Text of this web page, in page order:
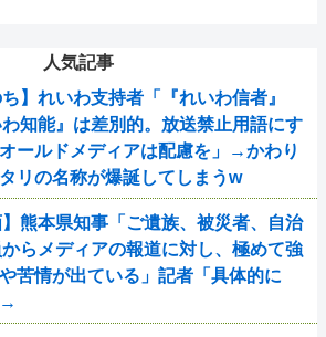
人気記事
ち】れいわ支持者「『れいわ信者』
わ知能』は差別的。放送禁止用語にす
ールドメディアは配慮を」→かわり
リの名称が爆誕してしまうw
】熊本県知事「ご遺族、被災者、自治
らメディアの報道に対し、極めて強
苦情が出ている」記者「具体的に